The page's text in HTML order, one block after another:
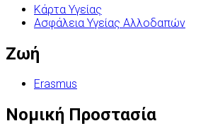
Κάρτα Υγείας
Ασφάλεια Υγείας Αλλοδαπών
Ζωή
Erasmus
Νομική Προστασία